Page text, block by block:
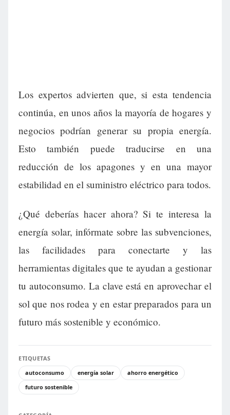
Los expertos advierten que, si esta tendencia
continúa, en unos años la mayoría de hogares y
negocios podrían generar su propia energía.
Esto también puede traducirse en una
reducción de los apagones y en una mayor
estabilidad en el suministro eléctrico para todos.
¿Qué deberías hacer ahora? Si te interesa la
energía solar, infórmate sobre las subvenciones,
las facilidades para conectarte y las
herramientas digitales que te ayudan a gestionar
tu autoconsumo. La clave está en aprovechar el
sol que nos rodea y en estar preparados para un
futuro más sostenible y económico.
ETIQUETAS
autoconsumo
energía solar
ahorro energético
futuro sostenible